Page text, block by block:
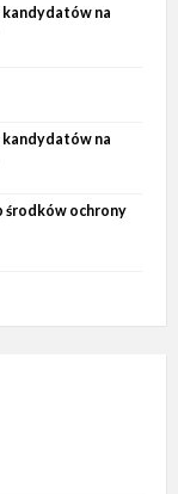
kandydatów na
kandydatów na
środków ochrony